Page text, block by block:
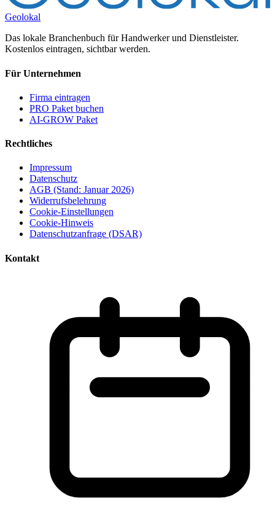
Geolokal
Das lokale Branchenbuch für Handwerker und Dienstleister.
Kostenlos eintragen, sichtbar werden.
Für Unternehmen
Firma eintragen
PRO Paket buchen
AI-GROW Paket
Rechtliches
Impressum
Datenschutz
AGB (Stand: Januar 2026)
Widerrufsbelehrung
Cookie-Einstellungen
Cookie-Hinweis
Datenschutzanfrage (DSAR)
Kontakt